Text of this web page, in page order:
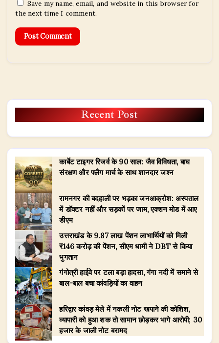
Save my name, email, and website in this browser for
the next time I comment.
Recent Post
कार्बेट टाइगर रिजर्व के 90 साल: जैव विविधता, बाघ
संरक्षण और फ्लैग मार्च के साथ शानदार जश्न
रामनगर की बदहाली पर भड़का जनआक्रोश: अस्पताल
में डॉक्टर नहीं और सड़कों पर जाम, एक्शन मोड में आए
डीएम
उत्तराखंड के 9.87 लाख पेंशन लाभार्थियों को मिली
₹146 करोड़ की पेंशन, सीएम धामी ने DBT से किया
भुगतान
गंगोत्री हाईवे पर टला बड़ा हादसा, गंगा नदी में समाने से
बाल-बाल बचा कांवड़ियों का वाहन
हरिद्वार कांवड़ मेले में नकली नोट खपाने की कोशिश,
व्यापारी को हुआ शक तो सामान छोड़कर भागे आरोपी; 30
हजार के जाली नोट बरामद